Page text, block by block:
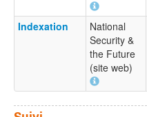
Indexation
National
Security &
the Future
(site web)